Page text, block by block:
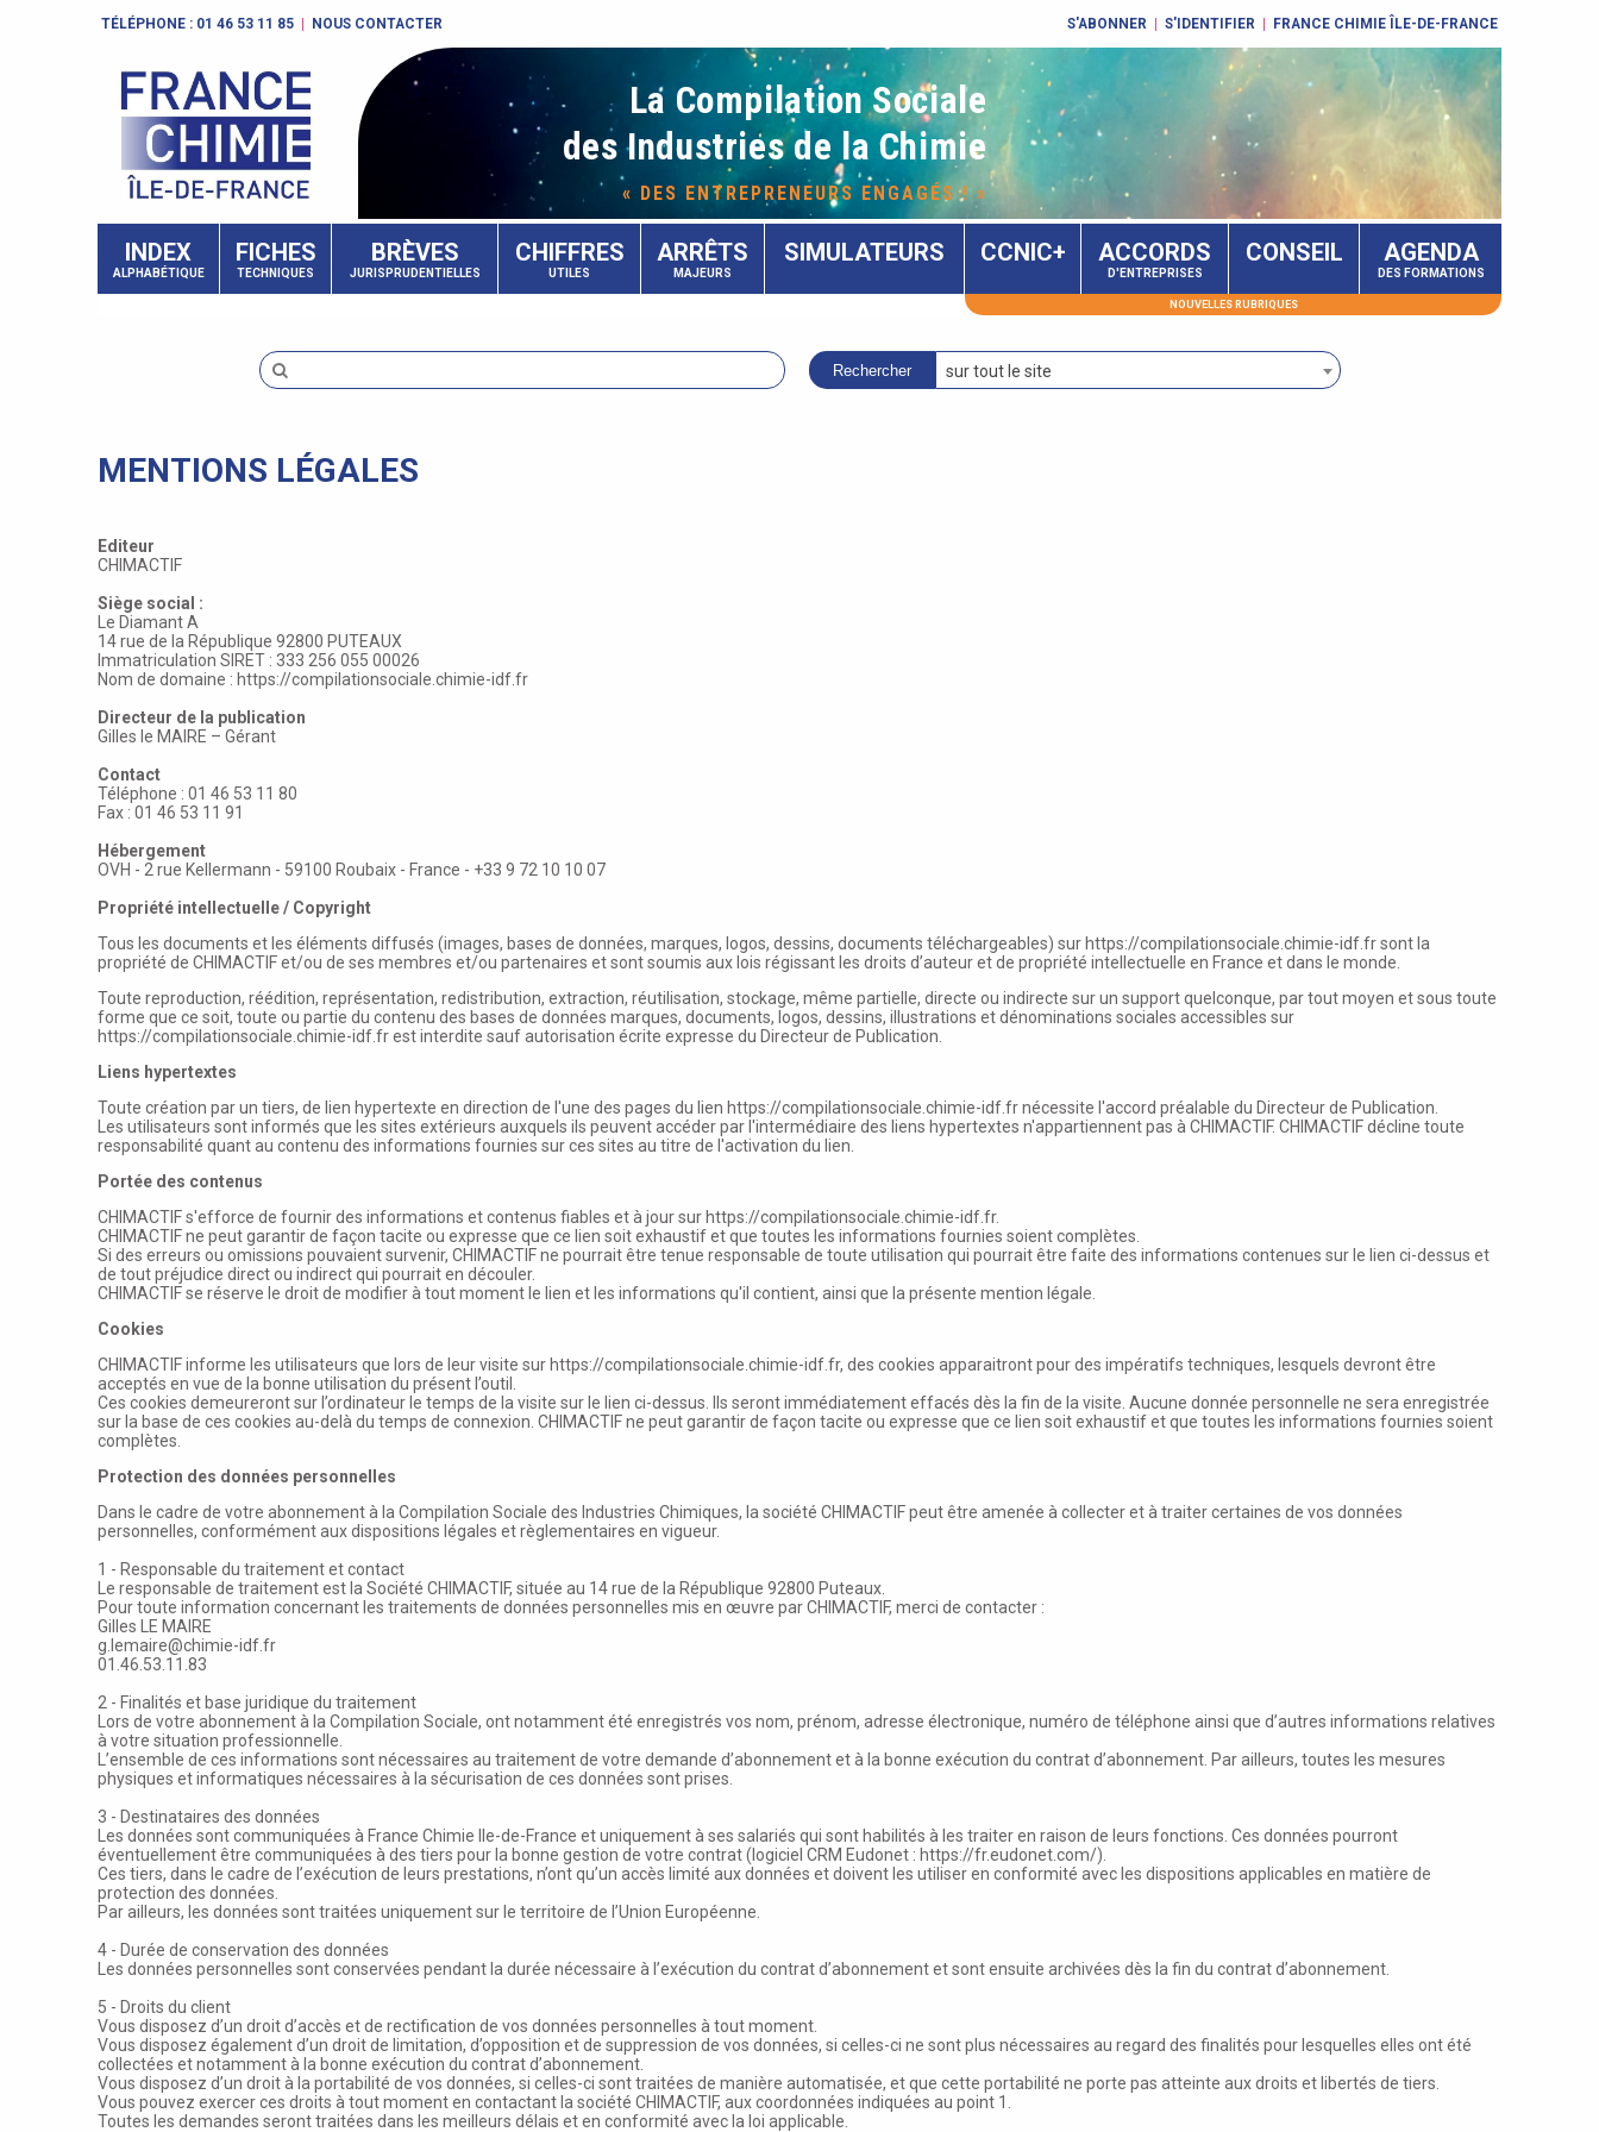
TÉLÉPHONE : 01 46 53 11 85 NOUS CONTACTER S'ABONNER S'IDENTIFIER FRANCE CHIMIE ÎLE-DE-FRANCE
La Compilation Sociale
des Industries de la Chimie
« DES ENTREPRENEURS ENGAGÉS ! »
INDEX
ALPHABÉTIQUE
FICHES
TECHNIQUES
BRÈVES
JURISPRUDENTIELLES
CHIFFRES
UTILES
ARRÊTS
MAJEURS
SIMULATEURS CCNIC+ ACCORDS
D'ENTREPRISES
CONSEIL AGENDA
DES FORMATIONS
NOUVELLES RUBRIQUES
sur tout le site
MENTIONS LÉGALES
Editeur
CHIMACTIF
Siège social :
Le Diamant A
14 rue de la République 92800 PUTEAUX
Immatriculation SIRET : 333 256 055 00026
Nom de domaine : https://compilationsociale.chimie-idf.fr
Directeur de la publication
Gilles le MAIRE – Gérant
Contact
Téléphone : 01 46 53 11 80
Fax : 01 46 53 11 91
Hébergement
OVH - 2 rue Kellermann - 59100 Roubaix - France - +33 9 72 10 10 07
Propriété intellectuelle / Copyright
Tous les documents et les éléments diffusés (images, bases de données, marques, logos, dessins, documents téléchargeables) surhttps://compilationsociale.chimie-idf.frsont la
propriété de CHIMACTIF et/ou de ses membres et/ou partenaires et sont soumis aux lois régissant les droits d’auteur et de propriété intellectuelle en France et dans le monde.
Toute reproduction, réédition, représentation, redistribution, extraction, réutilisation, stockage, même partielle, directe ou indirecte sur un support quelconque, par tout moyen et sous toute
forme que ce soit, toute ou partie du contenu des bases de données marques, documents, logos, dessins, illustrations et dénominations sociales accessibles sur
https://compilationsociale.chimie-idf.frest interdite sauf autorisation écrite expresse du Directeur de Publication.
Liens hypertextes
Toute création par un tiers, de lien hypertexte en direction de l'une des pages du lien https://compilationsociale.chimie-idf.frnécessite l'accord préalable du Directeur de Publication.
Les utilisateurs sont informés que les sites extérieurs auxquels ils peuvent accéder par l'intermédiaire des liens hypertextes n'appartiennent pas à CHIMACTIF. CHIMACTIF décline toute
responsabilité quant au contenu des informations fournies sur ces sites au titre de l'activation du lien.
Portée des contenus
CHIMACTIF s'efforce de fournir des informations et contenus fiables et à jour surhttps://compilationsociale.chimie-idf.fr.
CHIMACTIF ne peut garantir de façon tacite ou expresse que ce lien soit exhaustif et que toutes les informations fournies soient complètes.
Si des erreurs ou omissions pouvaient survenir, CHIMACTIF ne pourrait être tenue responsable de toute utilisation qui pourrait être faite des informations contenues sur le lien ci-dessus et
de tout préjudice direct ou indirect qui pourrait en découler.
CHIMACTIF se réserve le droit de modifier à tout moment le lien et les informations qu'il contient, ainsi que la présente mention légale.
Cookies
CHIMACTIF informe les utilisateurs que lors de leur visite surhttps://compilationsociale.chimie-idf.fr, des cookies apparaitront pour des impératifs techniques, lesquels devront être
acceptés en vue de la bonne utilisation du présent l’outil.
Ces cookies demeureront sur l’ordinateur le temps de la visite sur le lien ci-dessus. Ils seront immédiatement effacés dès la fin de la visite. Aucune donnée personnelle ne sera enregistrée
sur la base de ces cookies au-delà du temps de connexion. CHIMACTIF ne peut garantir de façon tacite ou expresse que ce lien soit exhaustif et que toutes les informations fournies soient
complètes.
Protection des données personnelles
Dans le cadre de votre abonnement à la Compilation Sociale des Industries Chimiques, la société CHIMACTIF peut être amenée à collecter et à traiter certaines de vos données
personnelles, conformément aux dispositions légales et règlementaires en vigueur.
1 - Responsable du traitement et contact
Le responsable de traitement est la Société CHIMACTIF, située au 14 rue de la République 92800 Puteaux.
Pour toute information concernant les traitements de données personnelles mis en œuvre par CHIMACTIF, merci de contacter :
Gilles LE MAIRE
g.lemaire@chimie-idf.fr
01.46.53.11.83
2 - Finalités et base juridique du traitement
Lors de votre abonnement à la Compilation Sociale, ont notamment été enregistrés vos nom, prénom, adresse électronique, numéro de téléphone ainsi que d’autres informations relatives
à votre situation professionnelle.
L’ensemble de ces informations sont nécessaires au traitement de votre demande d’abonnement et à la bonne exécution du contrat d’abonnement. Par ailleurs, toutes les mesures
physiques et informatiques nécessaires à la sécurisation de ces données sont prises.
3 - Destinataires des données
Les données sont communiquées à France Chimie Ile-de-France et uniquement à ses salariés qui sont habilités à les traiter en raison de leurs fonctions. Ces données pourront
éventuellement être communiquées à des tiers pour la bonne gestion de votre contrat (logiciel CRM Eudonet : https://fr.eudonet.com/).
Ces tiers, dans le cadre de l’exécution de leurs prestations, n’ont qu’un accès limité aux données et doivent les utiliser en conformité avec les dispositions applicables en matière de
protection des données.
Par ailleurs, les données sont traitées uniquement sur le territoire de l’Union Européenne.
4 - Durée de conservation des données
Les données personnelles sont conservées pendant la durée nécessaire à l’exécution du contrat d’abonnement et sont ensuite archivées dès la fin du contrat d’abonnement.
5 - Droits du client
Vous disposez d’un droit d’accès et de rectification de vos données personnelles à tout moment.
Vous disposez également d’un droit de limitation, d’opposition et de suppression de vos données, si celles-ci ne sont plus nécessaires au regard des finalités pour lesquelles elles ont été
collectées et notamment à la bonne exécution du contrat d’abonnement.
Vous disposez d’un droit à la portabilité de vos données, si celles-ci sont traitées de manière automatisée, et que cette portabilité ne porte pas atteinte aux droits et libertés de tiers.
Vous pouvez exercer ces droits à tout moment en contactant la société CHIMACTIF, aux coordonnées indiquées au point 1.
Toutes les demandes seront traitées dans les meilleurs délais et en conformité avec la loi applicable.